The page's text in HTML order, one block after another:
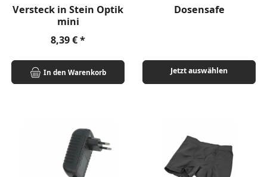
Versteck in Stein Optik
mini
Regulärer Preis:
8,39 €
In den Warenkorb
Dosensafe
Jetzt auswählen